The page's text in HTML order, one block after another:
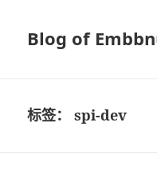
Blog of
标签：spi-dev